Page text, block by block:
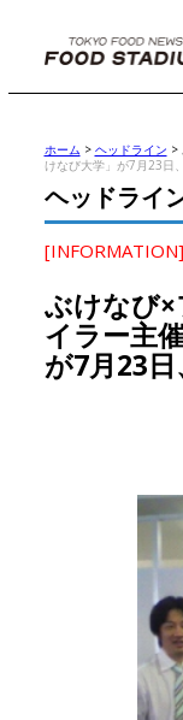
ホーム > ヘッドライン >
けなび大学」が7月23日
ヘッドライ
[INFORMATION]
ぶけなび
イラー主
が7月23日